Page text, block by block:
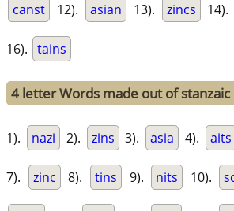
canst 12). asian 13). zincs 14).
16). tains
4 letter Words made out of stanzaic
1). nazi 2). zins 3). asia 4). aits
7). zinc 8). tins 9). nits 10).